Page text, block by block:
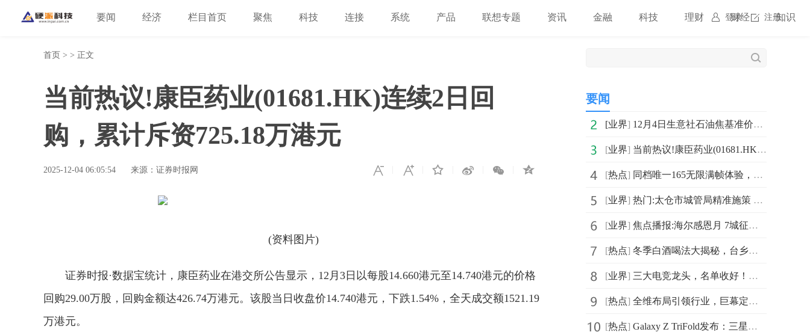
登录 注册
要闻 经济 栏目首页 聚焦 科技 连接 系统 产品 联想专题 资讯 金融 科技 理财 财经 知识
首页 > > 正文
当前热议!康臣药业(01681.HK)连续2日回
购，累计斥资725.18万港元
2025-12-04 06:05:54 来源：证券时报网
(资料图片)
证券时报·数据宝统计，康臣药业在港交所公告显示，12月3日以每股14.660港元至14.740港元的价格
回购29.00万股，回购金额达426.74万港元。该股当日收盘价14.740港元，下跌1.54%，全天成交额1521.19
万港元。
要闻
[业界] 12月4日生意社石油焦基准价为2453.25元/吨
[业界] 当前热议!康臣药业(01681.HK)连续2日回购，累计斥资725.18万港元
[热点] 同档唯一165无限满帧体验，一加 Ace 6T首销到手价2399元起
[业界] 热门:太仓市城管局精准施策 破解就医停车难题 市民满意度持续提升
[业界] 焦点播报:海尔感恩月 7城征集海尔洗衣机最美老用户
[热点] 冬季白酒喝法大揭秘，台乡窖带你了解品味酱酒“3注意”
[业界] 三大电竞龙头，名单收好！（2025/12/3）|快报
[热点] 全维布局引领行业，巨幕定义体验标杆：三星电视成就品质生活美学
[热点] Galaxy Z TriFold发布：三星以十年技术积淀引领折叠屏行业创新